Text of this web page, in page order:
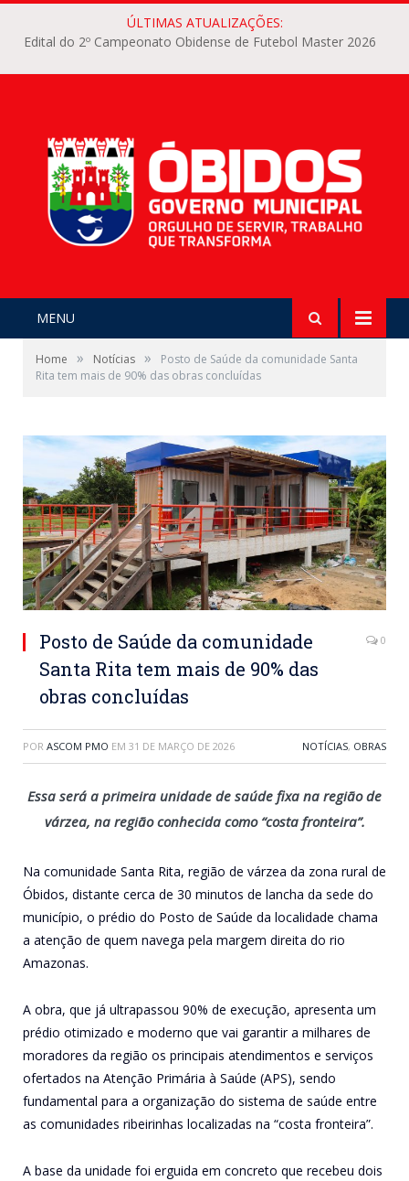
ÚLTIMAS ATUALIZAÇÕES:
Edital do 2º Campeonato Obidense de Futebol Master 2026
MENU
Home » Notícias »
Posto de Saúde da comunidade Santa
Rita tem mais de 90% das obras concluídas
Posto de Saúde da comunidade
Santa Rita tem mais de 90% das
obras concluídas
0
POR ASCOM PMO EM 31 DE MARÇO DE 2026 NOTÍCIAS, OBRAS
Essa será a primeira unidade de saúde fixa na região de
várzea, na região conhecida como “costa fronteira”.
Na comunidade Santa Rita, região de várzea da zona rural de
Óbidos, distante cerca de 30 minutos de lancha da sede do
município, o prédio do Posto de Saúde da localidade chama
a atenção de quem navega pela margem direita do rio
Amazonas.
A obra, que já ultrapassou 90% de execução, apresenta um
prédio otimizado e moderno que vai garantir a milhares de
moradores da região os principais atendimentos e serviços
ofertados na Atenção Primária à Saúde (APS), sendo
fundamental para a organização do sistema de saúde entre
as comunidades ribeirinhas localizadas na “costa fronteira”.
A base da unidade foi erguida em concreto que recebeu dois